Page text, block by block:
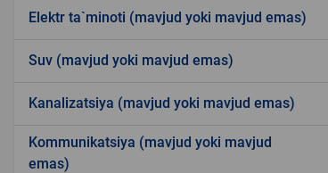
Elektr ta`minoti (mavjud yoki mavjud emas)
Suv (mavjud yoki mavjud emas)
Kanalizatsiya (mavjud yoki mavjud emas)
Kommunikatsiya (mavjud yoki mavjud
emas)